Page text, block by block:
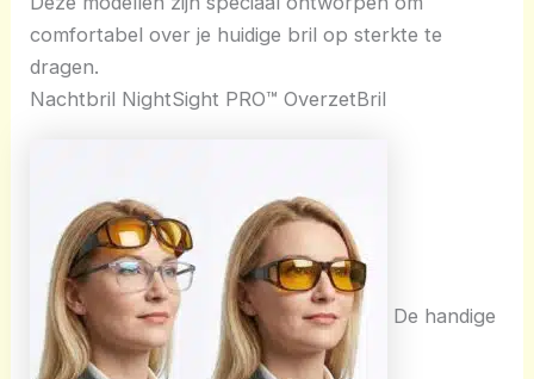
comfortabel over je huidige bril op sterkte te
dragen.
Nachtbril NightSight PRO™ OverzetBril
De handige